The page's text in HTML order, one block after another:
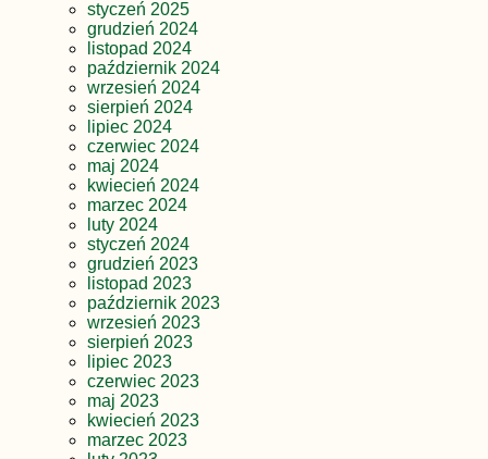
styczeń 2025
grudzień 2024
listopad 2024
październik 2024
wrzesień 2024
sierpień 2024
lipiec 2024
czerwiec 2024
maj 2024
kwiecień 2024
marzec 2024
luty 2024
styczeń 2024
grudzień 2023
listopad 2023
październik 2023
wrzesień 2023
sierpień 2023
lipiec 2023
czerwiec 2023
maj 2023
kwiecień 2023
marzec 2023